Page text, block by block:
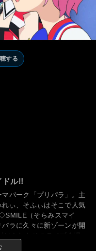
する
ドル!!
パーク「プリパラ」。主
ぃ、そふぃはそこで人気
（そらみスマイ
ラに久々に新ゾーンが開
けられたそのライブ会場
最高のライブをすると、プ